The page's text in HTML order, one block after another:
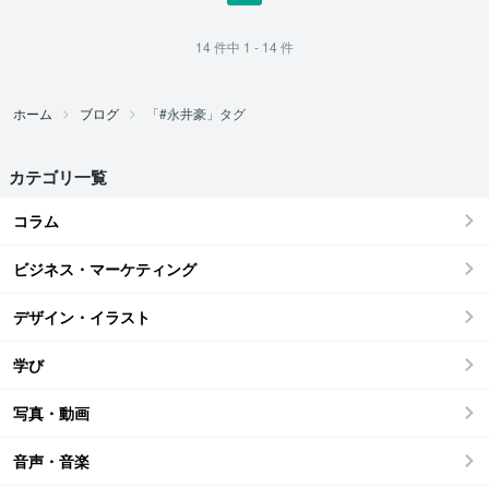
14件中 1 - 14件
ホーム ブログ 「#永井豪」タグ
カテゴリ一覧
コラム
ビジネス・マーケティング
デザイン・イラスト
学び
写真・動画
音声・音楽